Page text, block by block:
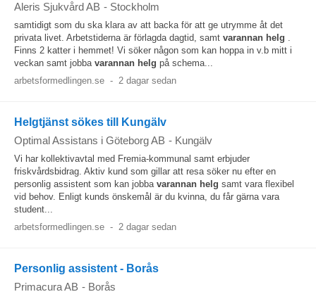
Aleris Sjukvård AB - Stockholm
samtidigt som du ska klara av att backa för att ge utrymme åt det
privata livet. Arbetstiderna är förlagda dagtid, samt varannan helg .
Finns 2 katter i hemmet! Vi söker någon som kan hoppa in v.b mitt i
veckan samt jobba varannan helg på schema...
arbetsformedlingen.se - 2 dagar sedan
Helgtjänst sökes till Kungälv
Optimal Assistans i Göteborg AB - Kungälv
Vi har kollektivavtal med Fremia-kommunal samt erbjuder
friskvårdsbidrag. Aktiv kund som gillar att resa söker nu efter en
personlig assistent som kan jobba varannan helg samt vara flexibel
vid behov. Enligt kunds önskemål är du kvinna, du får gärna vara
student...
arbetsformedlingen.se - 2 dagar sedan
Personlig assistent - Borås
Primacura AB - Borås